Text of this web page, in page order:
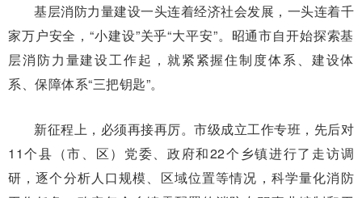
基层消防力量建设一头连着经济社会发展，一头连着千
家万户安全，“小建设”关乎“大平安”。昭通市自开始探索基
层消防力量建设工作起，就紧紧握住制度体系、建设体
系、保障体系“三把钥匙”。
新征程上，必须再接再厉。市级成立工作专班，先后对
11个县（市、区）党委、政府和22个乡镇进行了走访调
研，逐个分析人口规模、区域位置等情况，科学量化消防